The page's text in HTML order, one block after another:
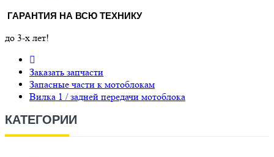
ГАРАНТИЯ НА ВСЮ ТЕХНИКУ
до 3-х лет!
Заказать запчасти
Запасные части к мотоблокам
Вилка 1 / задней передачи мотоблока
КАТЕГОРИИ